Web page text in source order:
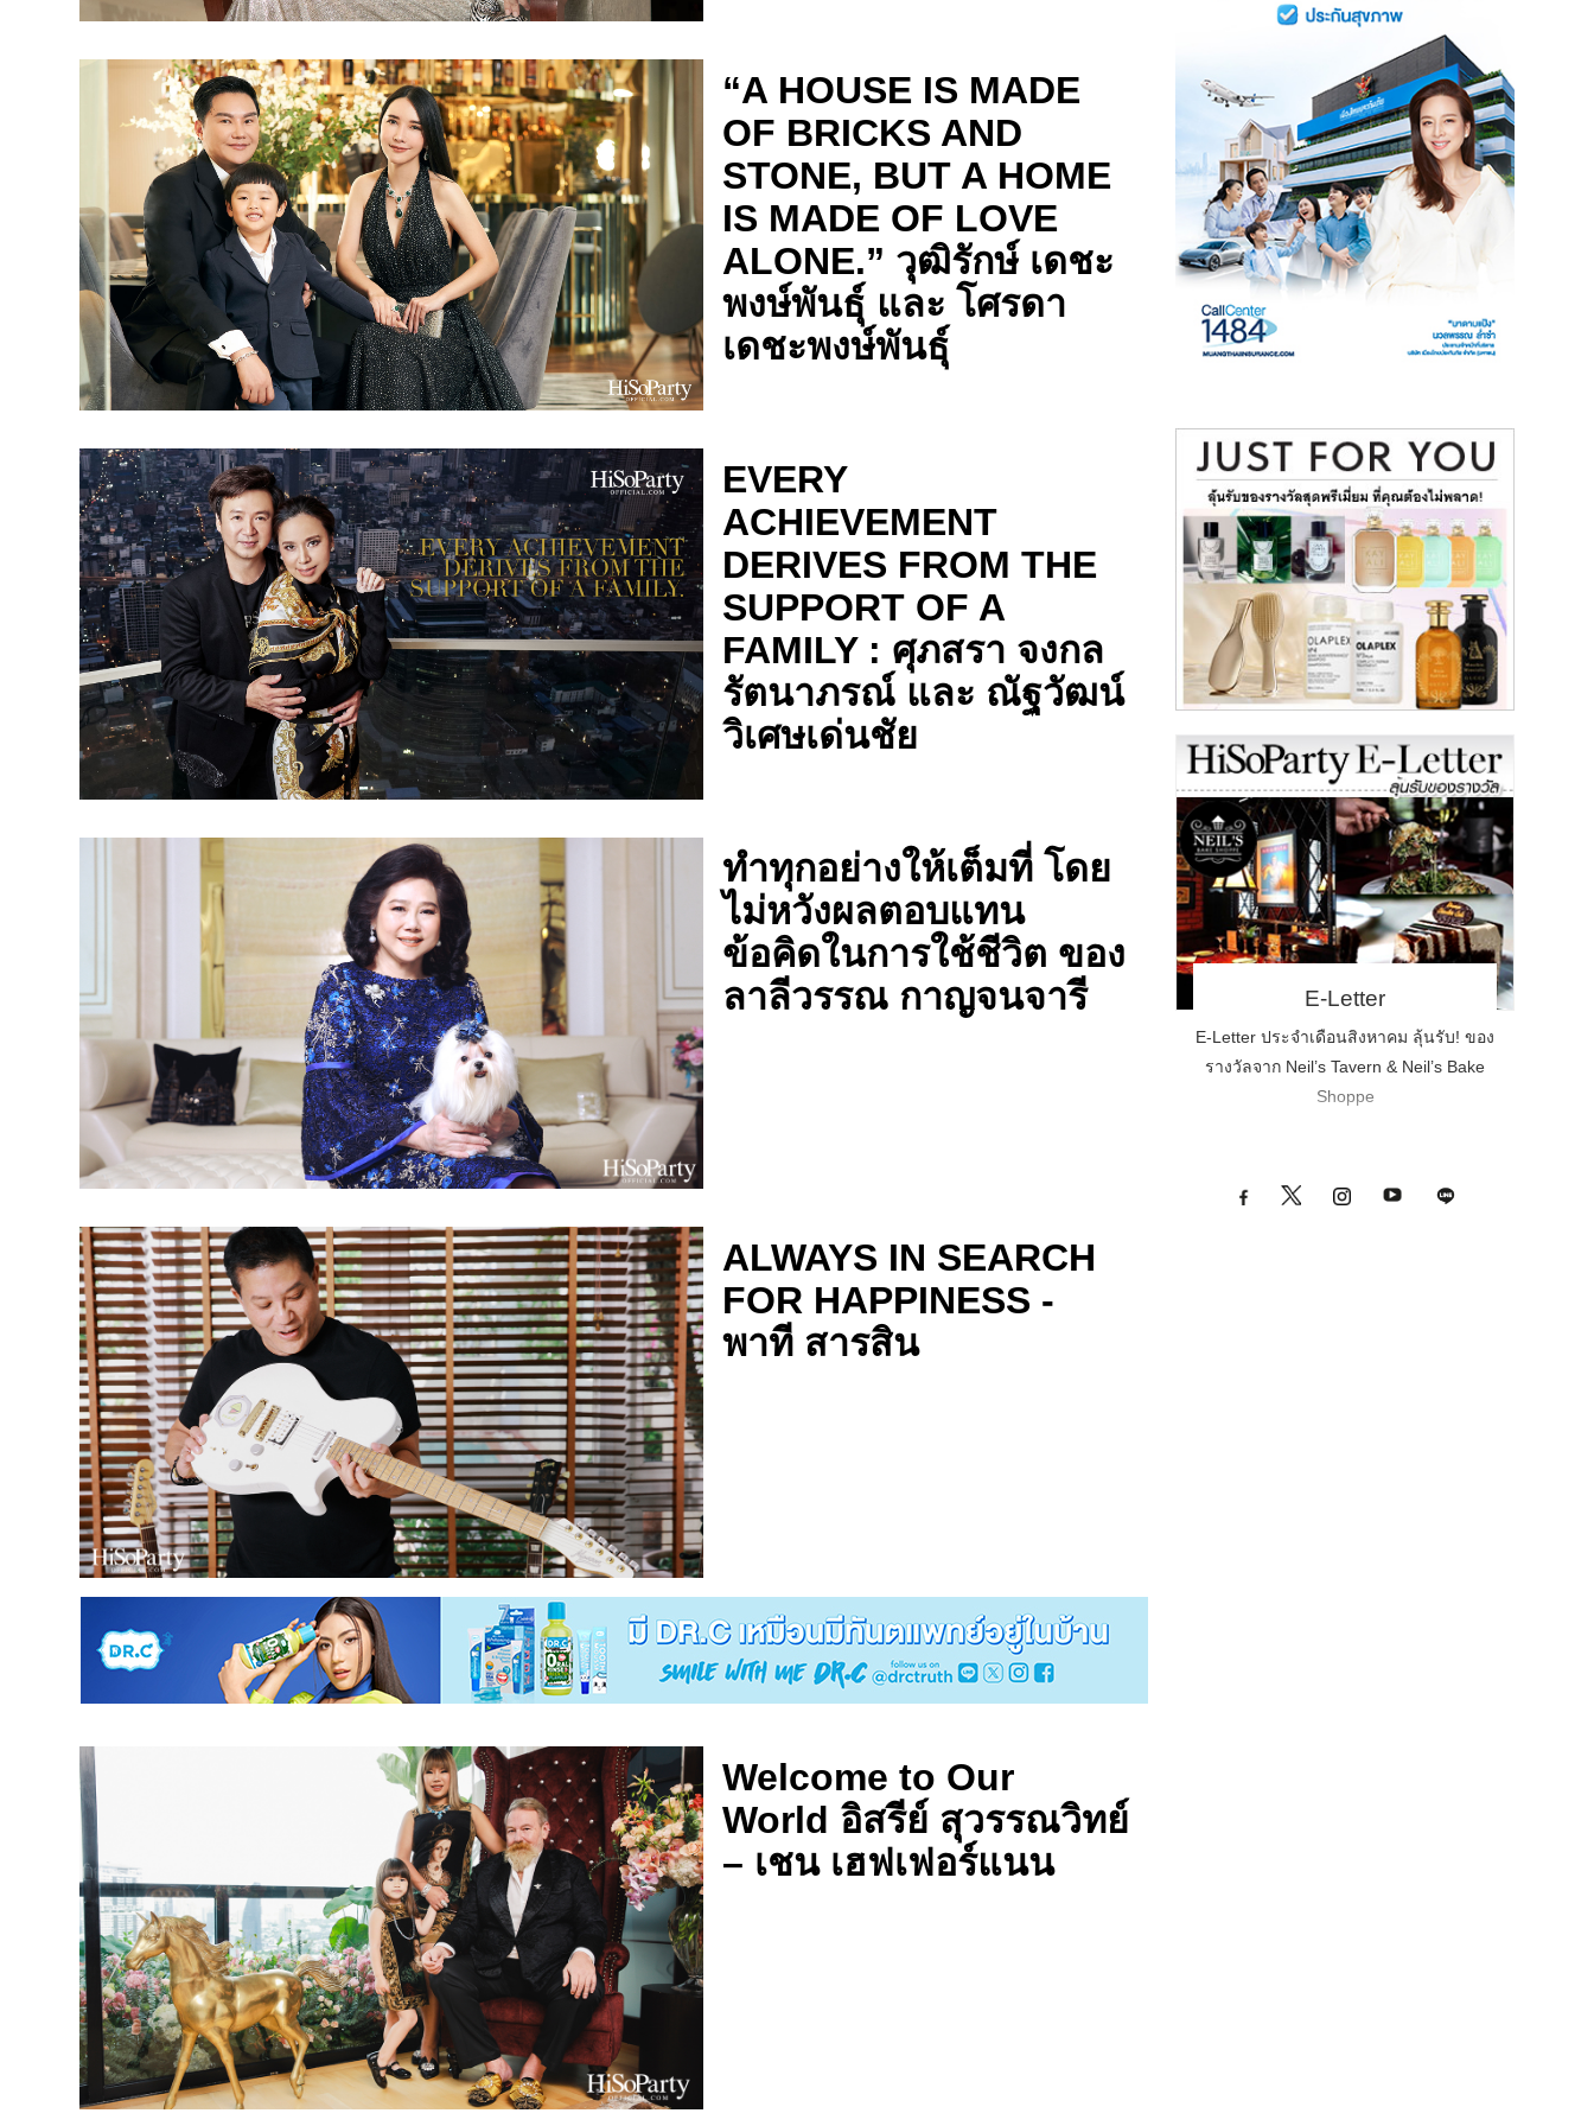
“A HOUSE IS MADE
OF BRICKS AND
STONE, BUT A HOME
IS MADE OF LOVE
ALONE.” วุฒิรักษ์ เดชะ
พงษ์พันธุ์ และ โศรดา
เดชะพงษ์พันธุ์
EVERY
ACHIEVEMENT
DERIVES FROM THE
SUPPORT OF A
FAMILY : ศุภสรา จงกล
รัตนาภรณ์ และ ณัฐวัฒน์
วิเศษเด่นชัย
ทำทุกอย่างให้เต็มที่ โดย
ไม่หวังผลตอบแทน
ข้อคิดในการใช้ชีวิต ของ
ลาลีวรรณ กาญจนจารี
ALWAYS IN SEARCH
FOR HAPPINESS -
พาที สารสิน
Welcome to Our
World อิสรีย์ สุวรรณวิทย์
– เชน เฮฟเฟอร์แนน
E-Letter
E-Letter ประจำเดือนสิงหาคม ลุ้นรับ! ของ
รางวัลจาก Neil’s Tavern & Neil’s Bake
Shoppe